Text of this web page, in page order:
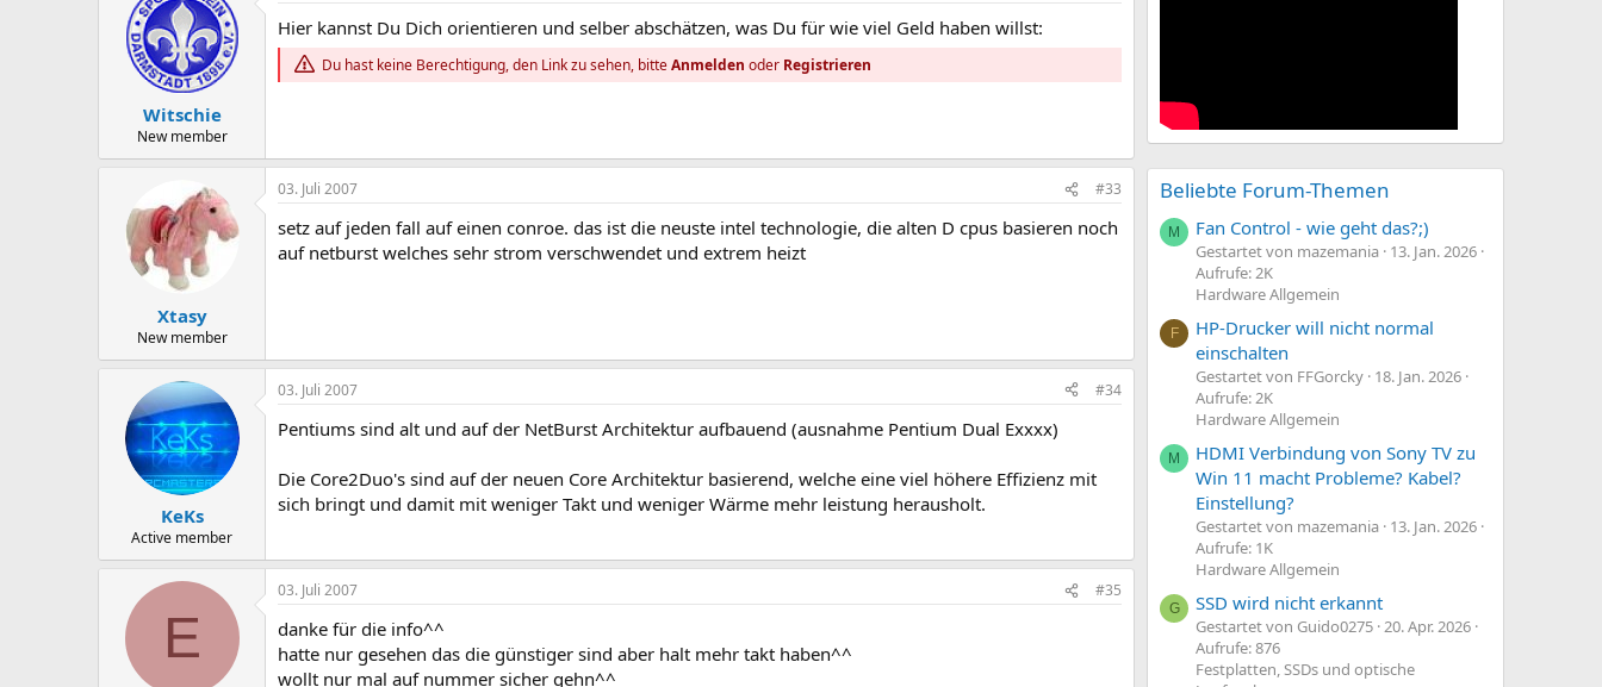
Witschie
New member
Hier kannst Du Dich orientieren und selber abschätzen, was Du für wie viel Geld haben willst:
Du hast keine Berechtigung, den Link zu sehen, bitteAnmelden oder Registrieren
Xtasy
New member
03. Juli 2007 #33
setz auf jeden fall auf einen conroe. das ist die neuste intel technologie, die alten D cpus basieren noch
auf netburst welches sehr strom verschwendet und extrem heizt
KeKs
Active member
03. Juli 2007 #34
Pentiums sind alt und auf der NetBurst Architektur aufbauend (ausnahme Pentium Dual Exxxx)
Die Core2Duo's sind auf der neuen Core Architektur basierend, welche eine viel höhere Effizienz mit
sich bringt und damit mit weniger Takt und weniger Wärme mehr leistung herausholt.
E
03. Juli 2007 #35
danke für die info^^
hatte nur gesehen das die günstiger sind aber halt mehr takt haben^^
wollt nur mal auf nummer sicher gehn^^
Beliebte Forum-Themen
M Fan Control - wie geht das?;)
Gestartet von mazemania 13. Jan. 2026
Aufrufe: 2K
Hardware Allgemein
F
HP-Drucker will nicht normal
einschalten
Gestartet von FFGorcky 18. Jan. 2026
Aufrufe: 2K
Hardware Allgemein
M
HDMI Verbindung von Sony TV zu
Win 11 macht Probleme? Kabel?
Einstellung?
Gestartet von mazemania 13. Jan. 2026
Aufrufe: 1K
Hardware Allgemein
G SSD wird nicht erkannt
Gestartet von Guido0275 20. Apr. 2026
Aufrufe: 876
Festplatten, SSDs und optische